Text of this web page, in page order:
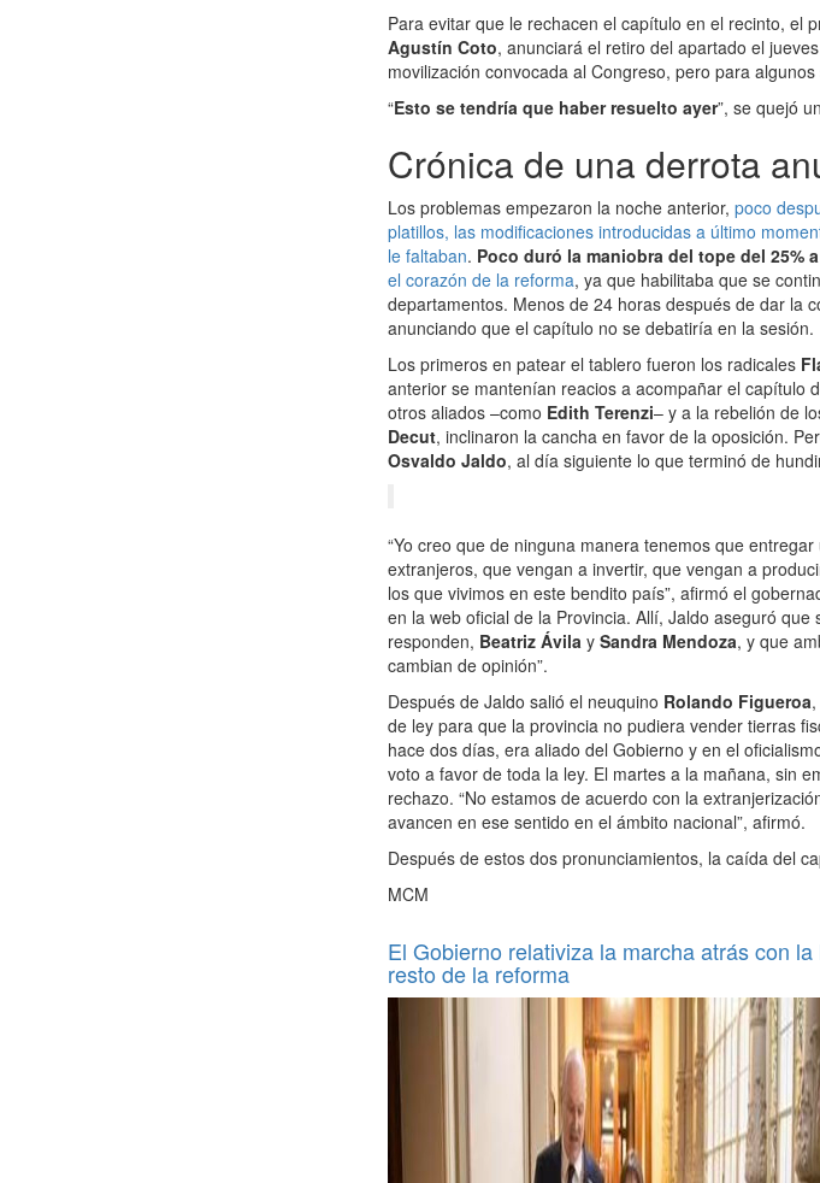
Para evitar que le rechacen el capítulo en el recinto, el
Agustín Coto, anunciará el retiro del apartado el
movilización convocada al Congreso, pero para
“Esto se tendría que haber resuelto ayer”, se quejó
Crónica de una derrota
Los problemas empezaron la noche anterior, poco
platillos, las modificaciones introducidas a último
le faltaban. Poco duró la maniobra del tope del 25%
el corazón de la reforma, ya que habilitaba que se
departamentos. Menos de 24 horas después de dar la
anunciando que el capítulo no se debatiría en la sesión.
Los primeros en patear el tablero fueron los radicales
anterior se mantenían reacios a acompañar el capítulo
otros aliados –como Edith Terenzi– y a la rebelión de
Decut, inclinaron la cancha en favor de la oposición.
Osvaldo Jaldo, al día siguiente lo que terminó de
“Yo creo que de ninguna manera tenemos que
extranjeros, que vengan a invertir, que vengan a
los que vivimos en este bendito país”, afirmó el
en la web oficial de la Provincia. Allí, Jaldo aseguró
responden, Beatriz Ávila y Sandra Mendoza, y que
cambian de opinión”.
Después de Jaldo salió el neuquino Rolando Figueroa
de ley para que la provincia no pudiera vender tierras
hace dos días, era aliado del Gobierno y en el
voto a favor de toda la ley. El martes a la mañana, sin
rechazo. “No estamos de acuerdo con la
avancen en ese sentido en el ámbito nacional”, afirmó.
Después de estos dos pronunciamientos, la caída del
MCM
El Gobierno relativiza la marcha atrás con
resto de la reforma